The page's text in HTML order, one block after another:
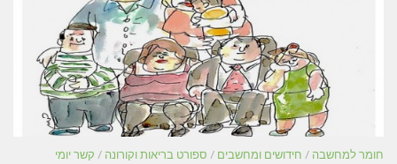
חומר למחשבה / חידושים ומחשבים / ספורט בריאות וקורונה / קשר יומי